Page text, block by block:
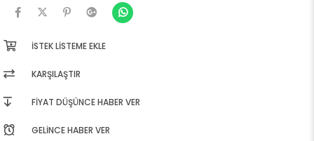
İSTEK LISTEME EKLE
KARŞILAŞTIR
FIYAT DÜŞÜNCE HABER VER
GELINCE HABER VER